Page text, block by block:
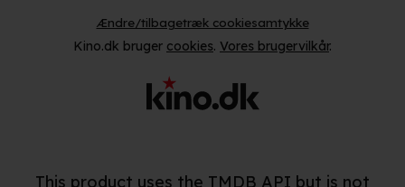
Ændre/tilbagetræk cookiesamtykke
Kino.dk bruger cookies. Vores brugervilkår.
This product uses the TMDB API but is not